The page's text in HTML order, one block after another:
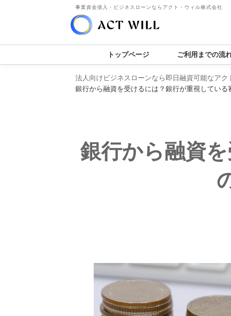
事業資金借入・ビジネスローンならアクト・ウィル株式会社
トップページ ご利用までの流
法人向けビジネスローンなら即日融資可能なアク
銀行から融資を受けるには？銀行が重視してい
銀行から融資